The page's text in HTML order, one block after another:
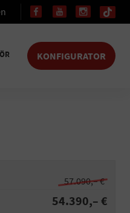
KONFIGURATOR
57.090,– €
54.390,– €